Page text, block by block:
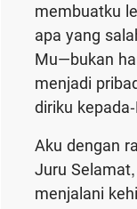
membuatku
apa yang
Mu—bukan
menjadi
diriku
Aku dengan
Juru
menjalani